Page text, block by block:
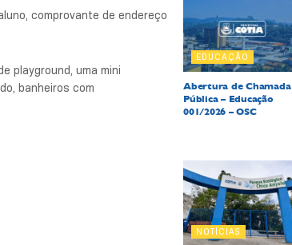
comprovante de endereço
playground, uma mini
banheiros com
EDUCAÇÃO
Abertura de Chamada
Pública – Educação
001/2026 – OSC
NOTÍCIAS